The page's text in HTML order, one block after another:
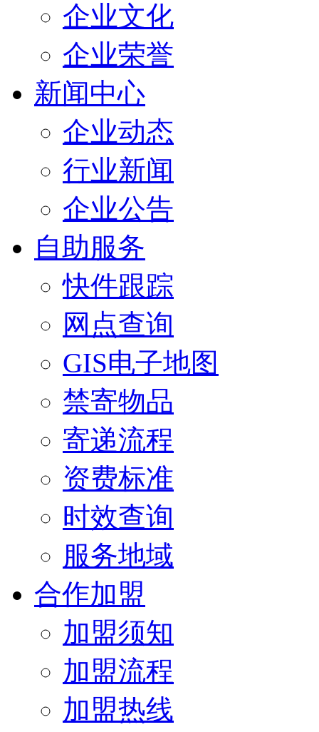
企业文化
企业荣誉
新闻中心
企业动态
行业新闻
企业公告
自助服务
快件跟踪
网点查询
GIS电子地图
禁寄物品
寄递流程
资费标准
时效查询
服务地域
合作加盟
加盟须知
加盟流程
加盟热线